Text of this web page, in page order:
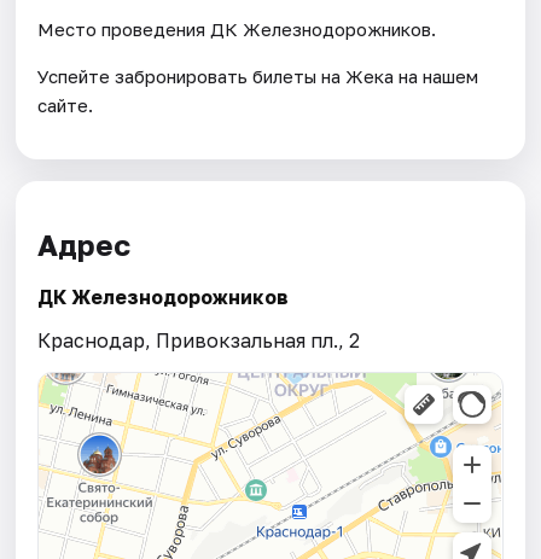
Место проведения ДК Железнодорожников.
Успейте забронировать билеты на Жека на нашем
сайте.
Адрес
ДК Железнодорожников
Краснодар, Привокзальная пл., 2